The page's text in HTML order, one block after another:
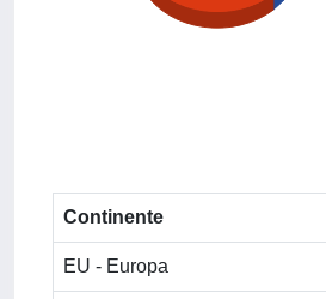
Continente
EU - Europa